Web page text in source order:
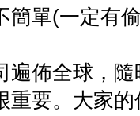
簡單(一定有偷
遍佈全球，
重要。大家